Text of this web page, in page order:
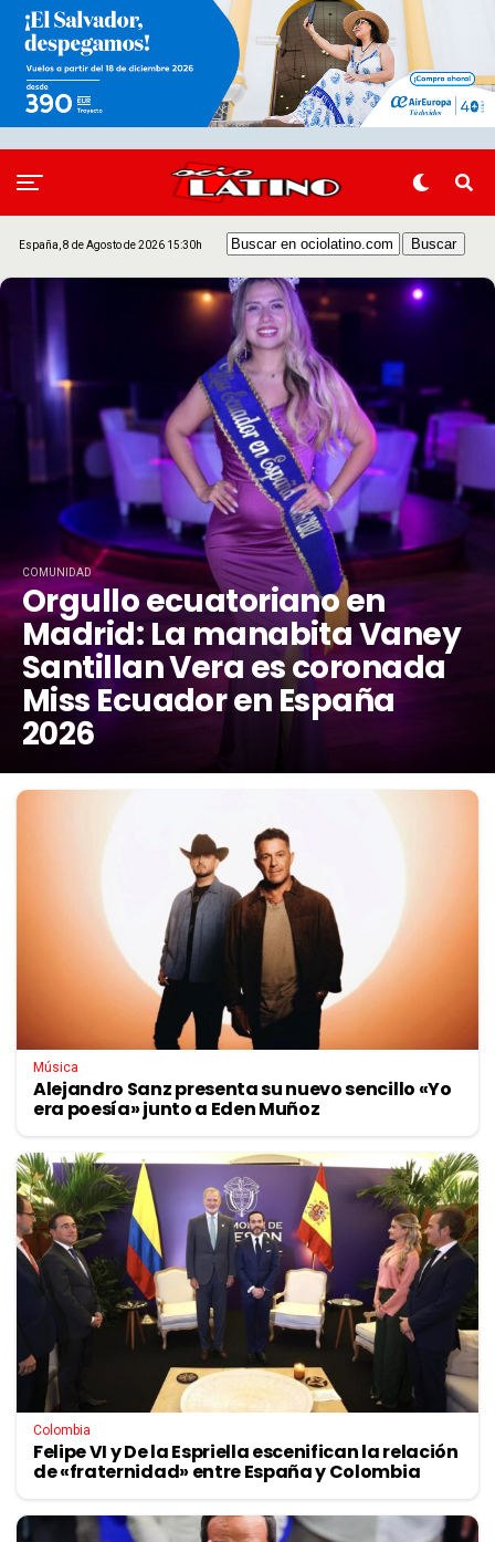
España, 8 de Agosto de 2026 15:30h
COMUNIDAD
Orgullo ecuatoriano en
Madrid: La manabita Vaney
Santillan Vera es coronada
Miss Ecuador en España
2026
Música
Alejandro Sanz presenta su nuevo sencillo «Yo
era poesía» junto a Eden Muñoz
Colombia
Felipe VI y De la Espriella escenifican la relación
de «fraternidad» entre España y Colombia